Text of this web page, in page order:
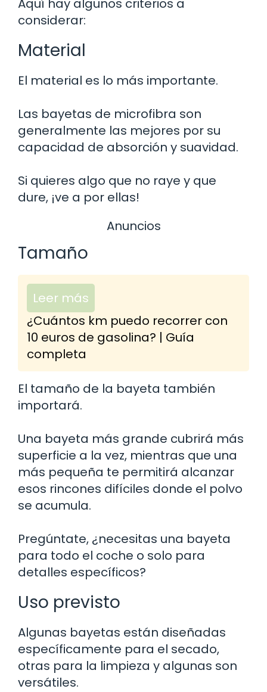
Aquí hay algunos criterios a
considerar:
Material
El material es lo más importante.
Las bayetas de microfibra son
generalmente las mejores por su
capacidad de absorción y suavidad.
Si quieres algo que no raye y que
dure, ¡ve a por ellas!
Anuncios
Tamaño
Leer más
¿Cuántos km puedo recorrer con
10 euros de gasolina? | Guía
completa
El tamaño de la bayeta también
importará.
Una bayeta más grande cubrirá más
superficie a la vez, mientras que una
más pequeña te permitirá alcanzar
esos rincones difíciles donde el polvo
se acumula.
Pregúntate, ¿necesitas una bayeta
para todo el coche o solo para
detalles específicos?
Uso previsto
Algunas bayetas están diseñadas
específicamente para el secado,
otras para la limpieza y algunas son
versátiles.